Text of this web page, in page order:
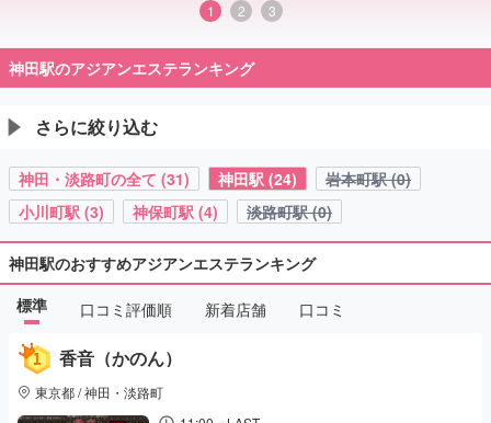
1 2 3
神田駅のアジアンエステランキング
さらに絞り込む
神田・淡路町の全て (31) 神田駅 (24)
岩本町駅 (0)
小川町駅 (3)
神保町駅 (4) 淡路町駅 (0)
神田駅のおすすめアジアンエステランキング
標準
口コミ評価順 新着店舗 口コミ
香音（かのん）
東京都 / 神田・淡路町